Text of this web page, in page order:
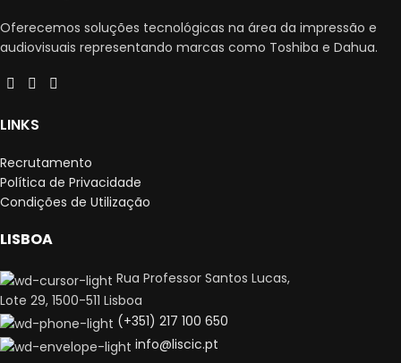
Oferecemos soluções tecnológicas na área da impressão e
audiovisuais representando marcas como Toshiba e Dahua.
LINKS
Recrutamento
Política de Privacidade
Condições de Utilização
LISBOA
Rua Professor Santos Lucas,
Lote 29, 1500-511 Lisboa
(+351) 217 100 650
info@liscic.pt